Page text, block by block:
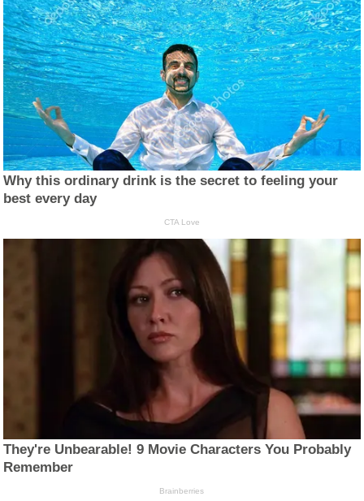
Why this ordinary drink is the secret to feeling your
best every day
CTA Love
They're Unbearable! 9 Movie Characters You Probably
Remember
Brainberries